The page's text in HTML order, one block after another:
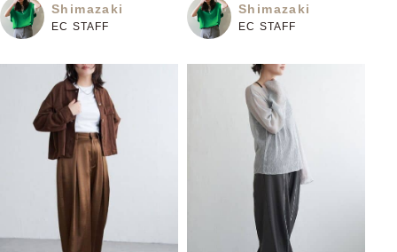
Shimazaki
EC STAFF
Shimazaki
EC STAFF